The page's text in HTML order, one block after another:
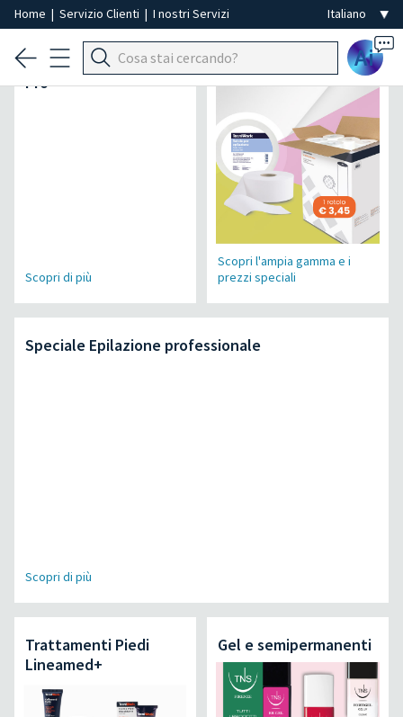
Home | Servizio Clienti | I nostri Servizi
Ai
Micromotore Air power
Pro
Scopri di più
Speciale Monouso
Scopri l'ampia gamma e i
prezzi speciali
Speciale Epilazione professionale
Scopri di più
Trattamenti Piedi
Lineamed+
Gel e semipermanenti